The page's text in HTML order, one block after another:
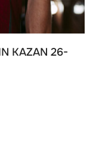
KAZAN 26-